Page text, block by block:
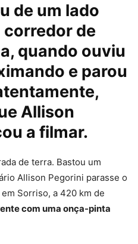
de um lado
de
quando ouviu
e parou
Allison
a filmar.
de terra. Bastou um
Allison Pegorini parasse o
Sorriso, a 420 km de
com uma onça-pinta